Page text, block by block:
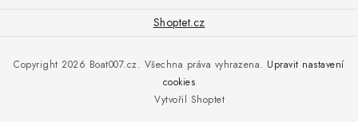
Obchodní podmínky
Podmínky ochrany osobních údajů
Shoptet.cz
Vytvořil Shoptet
Copyright 2026 Boat007.cz. Všechna práva vyhrazena. Upravit nastavení
cookies